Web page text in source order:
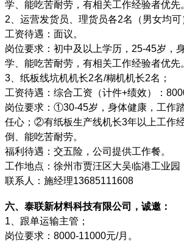
学、能吃苦耐劳，有相关工作经验者优先
2、运营发货员、理货员各2名（男女均可
工资待遇：面议。
岗位要求：初中及以上学历，25-45岁，
学、能吃苦耐劳，有相关工作经验者优先
3、纸板线坑机机长2名/糊机机长2名；
工资待遇：综合工资（计件+绩效）：
岗位要求：①30-45岁，身体健康，工作
任心；②有纸板生产线机长3年以上工作
倒、能吃苦耐劳。
福利待遇：交五险，公司提供工作餐。
工作地点：徐州市贾汪区大吴临港工业园
联系人：施经理13685111608
六、泰联新材料科技有限公司，诚邀：
1、跟单运输主管；
岗位要求：8000-11000元/月。